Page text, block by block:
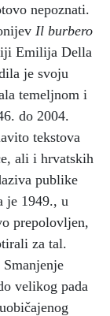
nepoznati.
Il burbero
Emilija Della
je svoju
temeljnom i
do 2004.
tekstova
ali i hrvatskih
publike
je 1949., u
prepolovljen,
za tal.
velikog pada